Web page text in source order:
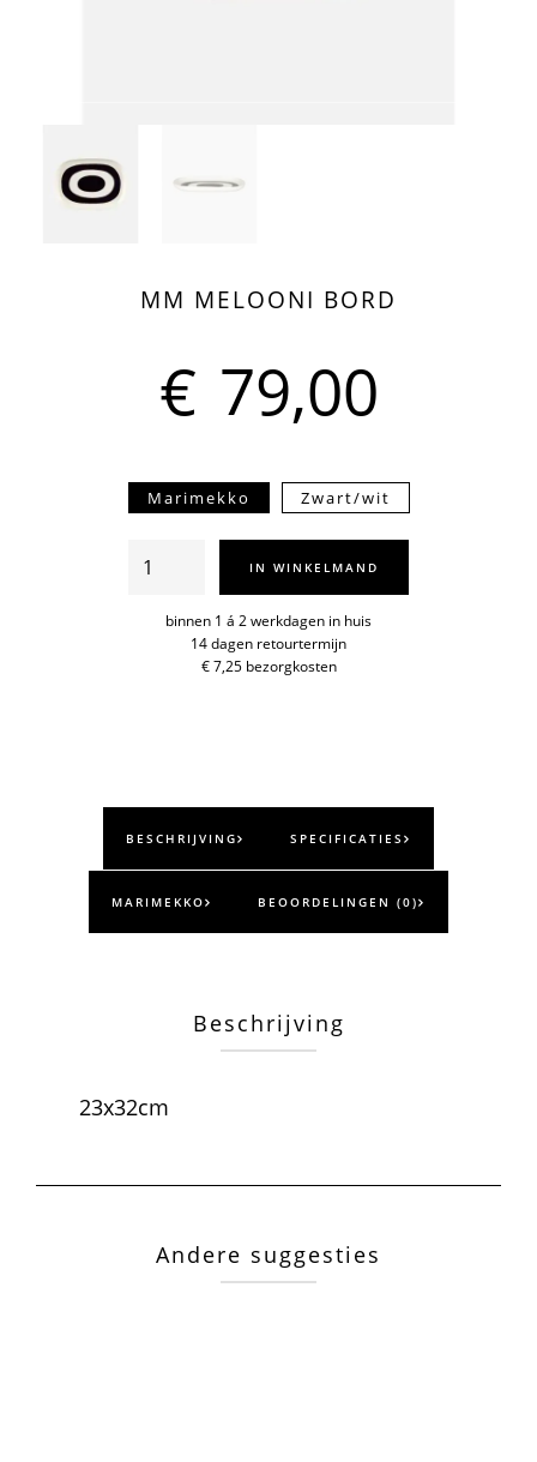
MM MELOONI BORD
€ 79,00
Marimekko Zwart/wit
MM
bord
IN WINKELMAND
binnen 1 á 2 werkdagen in huis
14 dagen retourtermijn
€ 7,25 bezorgkosten
BESCHRIJVING SPECIFICATIES
MARIMEKKO BEOORDELINGEN (0)
Beschrijving
23x32cm
Andere suggesties